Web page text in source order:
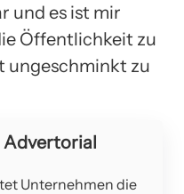
und es ist mir
Öffentlichkeit zu
ungeschminkt zu
Advertorial
Unternehmen die